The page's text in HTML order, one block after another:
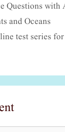
Questions with
and Oceans